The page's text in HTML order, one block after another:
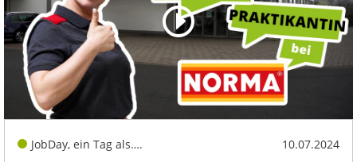
JobDay, ein Tag als…. 10.07.2024